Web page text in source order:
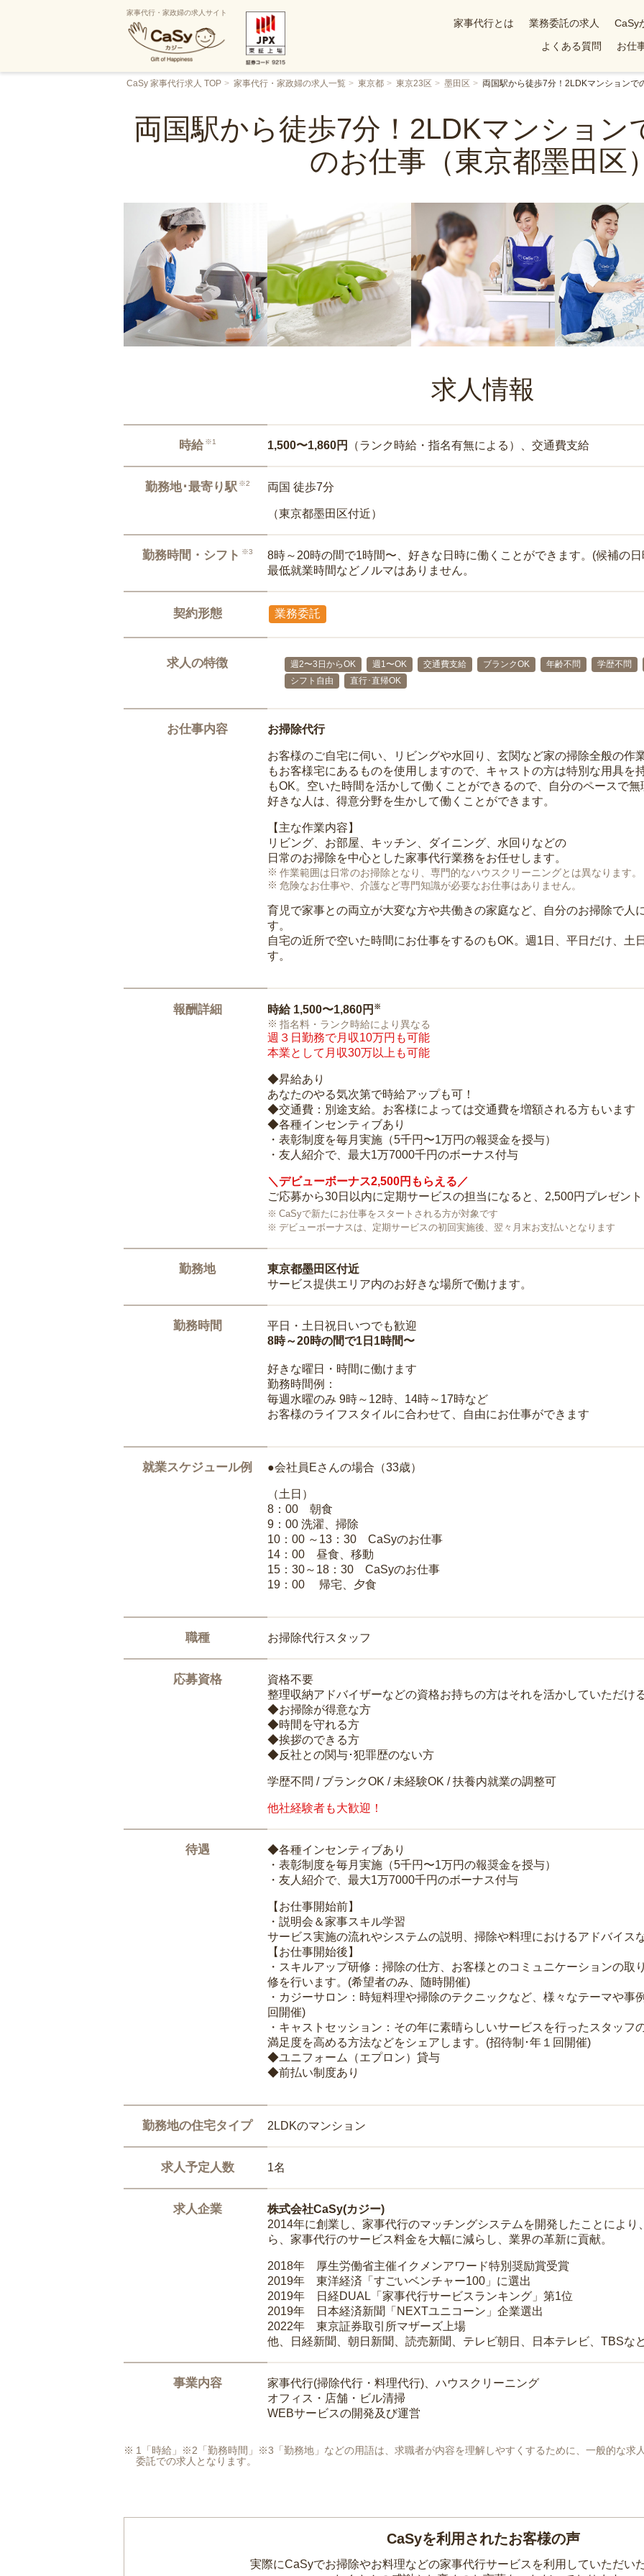
家事代行・家政婦の求人サイト
家事代行とは 業務委託の求人 CaSy
よくある質問
お仕
CaSy 家事代行求人 TOP 家事代行・家政婦の求人一覧 東京都 東京23区 墨田区 両国駅から徒歩7分！2LDKマンションで
両国駅から徒歩7分！2LDKマンション
のお仕事（東京都墨田区）
求人情報
時給 ※1 1,500〜1,860円 （ランク時給・指名有無による）、交通費支給
勤務地･最寄り駅 ※2 両国 徒歩7分
（東京都墨田区付近）
勤務時間・シフト ※3
8時～20時の間で1時間〜、好きな日時に働くことができます。(候補の
最低就業時間などノルマはありません。
契約形態 業務委託
求人の特徴 週2〜3日からOK 週1〜OK 交通費支給 ブランクOK 年齢不問 学歴不問
シフト自由
直行･直帰OK
お仕事内容 お掃除代行
お客様のご自宅に伺い、リビングや水回り、玄関など家の掃除全般の作
もお客様宅にあるものを使用しますので、キャストの方は特別な用具を
もOK。空いた時間を活かして働くことができるので、自分のペースで
好きな人は、得意分野を生かして働くことができます。
【主な作業内容】
リビング、お部屋、キッチン、ダイニング、水回りなどの
日常のお掃除を中心とした家事代行業務をお任せします。
作業範囲は日常のお掃除となり、専門的なハウスクリーニングとは異なります。
危険なお仕事や、介護など専門知識が必要なお仕事はありません。
育児で家事との両立が大変な方や共働きの家庭など、自分のお掃除で人
す。
自宅の近所で空いた時間にお仕事をするのもOK。週1日、平日だけ、土
す。
報酬詳細 時給 1,500〜1,860円 ※
指名料・ランク時給により異なる
週３日勤務で月収10万円も可能
本業として月収30万以上も可能
◆昇給あり
あなたのやる気次第で時給アップも可！
◆交通費：別途支給。お客様によっては交通費を増額される方もいます
◆各種インセンティブあり
・表彰制度を毎月実施（5千円〜1万円の報奨金を授与）
・友人紹介で、最大1万7000千円のボーナス付与
＼デビューボーナス2,500円もらえる／
ご応募から30日以内に定期サービスの担当になると、2,500円プレゼント
CaSyで新たにお仕事をスタートされる方が対象です
デビューボーナスは、定期サービスの初回実施後、翌々月末お支払いとなります
勤務地
東京都墨田区付近
サービス提供エリア内のお好きな場所で働けます。
勤務時間
平日・土日祝日いつでも歓迎
8時～20時の間で1日1時間〜
好きな曜日・時間に働けます
勤務時間例：
毎週水曜のみ 9時～12時、14時～17時など
お客様のライフスタイルに合わせて、自由にお仕事ができます
就業スケジュール例 ●会社員Eさんの場合（33歳）
（土日）
8：00 朝食
9：00 洗濯、掃除
10：00 ～13：30 CaSyのお仕事
14：00 昼食、移動
15：30～18：30 CaSyのお仕事
19：00 帰宅、夕食
職種 お掃除代行スタッフ
応募資格
資格不要
整理収納アドバイザーなどの資格お持ちの方はそれを活かしていただけ
◆お掃除が得意な方
◆時間を守れる方
◆挨拶のできる方
◆反社との関与･犯罪歴のない方
学歴不問 / ブランクOK / 未経験OK / 扶養内就業の調整可
他社経験者も大歓迎！
待遇
◆各種インセンティブあり
・表彰制度を毎月実施（5千円〜1万円の報奨金を授与）
・友人紹介で、最大1万7000千円のボーナス付与
【お仕事開始前】
・説明会＆家事スキル学習
サービス実施の流れやシステムの説明、掃除や料理におけるアドバイス
【お仕事開始後】
・スキルアップ研修：掃除の仕方、お客様とのコミュニケーションの
修を行います。(希望者のみ、随時開催)
・カジーサロン：時短料理や掃除のテクニックなど、様々なテーマや事
回開催)
・キャストセッション：その年に素晴らしいサービスを行ったスタッ
満足度を高める方法などをシェアします。(招待制･年１回開催)
◆ユニフォーム（エプロン）貸与
◆前払い制度あり
勤務地の住宅タイプ 2LDKのマンション
求人予定人数 1名
求人企業
株式会社CaSy(カジー)
2014年に創業し、家事代行のマッチングシステムを開発したことによ
ら、家事代行のサービス料金を大幅に減らし、業界の革新に貢献。
2018年 厚生労働省主催イクメンアワード特別奨励賞受賞
2019年 東洋経済「すごいベンチャー100」に選出
2019年 日経DUAL「家事代行サービスランキング」第1位
2019年 日本経済新聞「NEXTユニコーン」企業選出
2022年 東京証券取引所マザーズ上場
他、日経新聞、朝日新聞、読売新聞、テレビ朝日、日本テレビ、TBSな
事業内容
家事代行(掃除代行・料理代行)、ハウスクリーニング
オフィス・店舗・ビル清掃
WEBサービスの開発及び運営
1「時給」※2「勤務時間」※3「勤務地」などの用語は、求職者が内容を理解しやすくするために、一般的な求
委託での求人となります。
CaSyを利用されたお客様の声
実際にCaSyでお掃除やお料理などの家事代行サービスを利用していただい